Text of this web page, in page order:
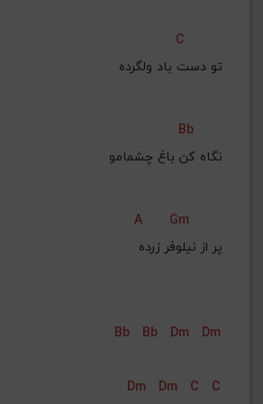
C
تو دست باد ولگرده
Bb
نگاه کن باغ چشمامو
A
Gm
پر از نیلوفر زرده
Bb Bb Dm Dm
Dm Dm C C